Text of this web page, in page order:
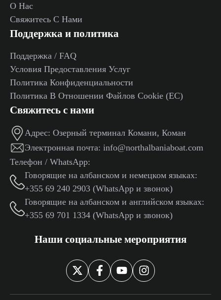
О Нас
Свяжитесь С Нами
Поддержка и политика
Поддержка / FAQ
Условия Предоставления Услуг
Политика Конфиденциальности
Политика В Отношении Файлов Cookie (ЕС)
Свяжитесь с нами
Адрес: Озерный терминал Комани, Коман
Электронная почта: info@northalbaniaboat.com
Телефон / WhatsApp:
Говорящие на албанском и немецком языках:
+355 69 240 2903 (WhatsApp и звонок)
Говорящие на албанском и английском языках:
+355 69 701 1334 (WhatsApp и звонок)
Наши социальные мероприятия